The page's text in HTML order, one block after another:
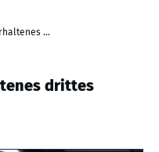
Emissionsmarkt: Verhaltenes drittes Quartal 2018
drittes